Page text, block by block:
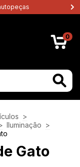
0
>
Iluminação >
Gato